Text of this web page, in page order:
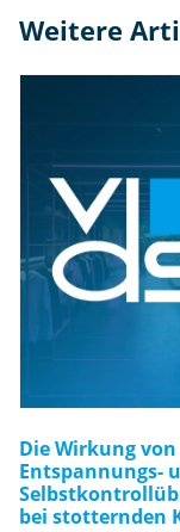
Weitere
Die Wirkung von
Entspannungs-
bei stotternden